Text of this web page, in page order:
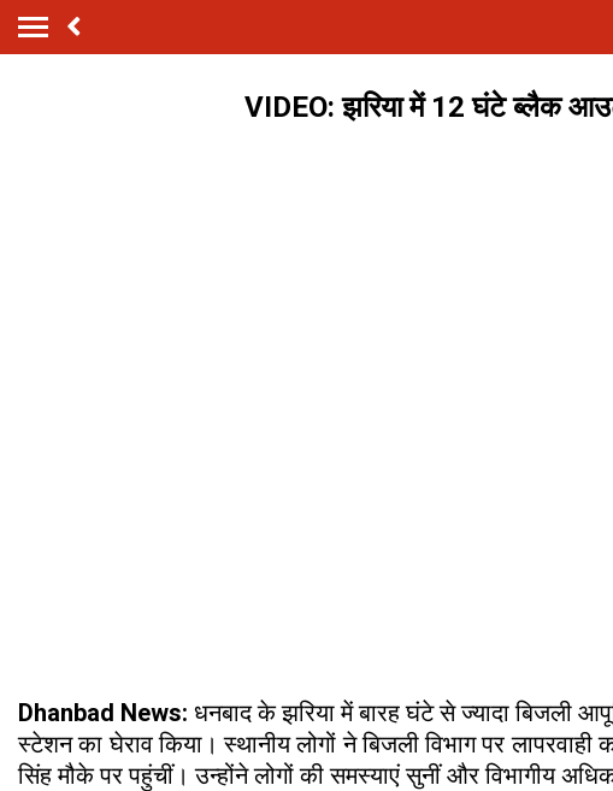
VIDEO: झरिया में 12 घंटे ब्लैक
Dhanbad News: धनबाद के झरिया में बारह घंटे से ज्यादा बिजली
स्टेशन का घेराव किया। स्थानीय लोगों ने बिजली विभाग पर
सिंह मौके पर पहुंचीं। उन्होंने लोगों की समस्याएं सुनीं और विभागीय